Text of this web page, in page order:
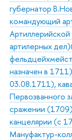
губернатор
командующий
артилерных
назначен в
03.08.1711),
Первозванного
сражении
канцелярии (с
Мануфактур-